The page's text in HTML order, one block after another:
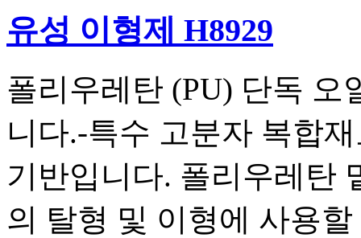
유성 이형제 H8929
폴리우레탄 (PU) 단독 오
니다.-특수 고분자 복합
기반입니다. 폴리우레탄
의 탈형 및 이형에 사용